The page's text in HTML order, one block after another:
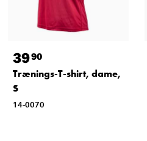
3990
Trænings-T-shirt, dame,
S
14-0070